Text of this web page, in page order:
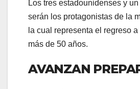
Los tres estadounidenses y
serán los protagonistas de la
la cual representa el regreso
más de 50 años.
AVANZAN